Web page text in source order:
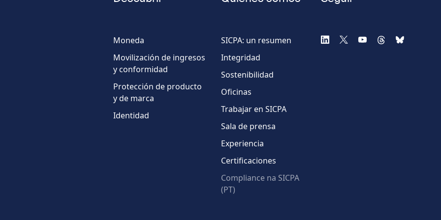
teléfono
País
Moneda
Movilización de ingresos
y conformidad
Protección de producto
y de marca
Identidad
SICPA: un resumen
Integridad
Sostenibilidad
Oficinas
Trabajar en SICPA
Sala de prensa
Experiencia
Certificaciones
Compliance na SICPA
(PT)